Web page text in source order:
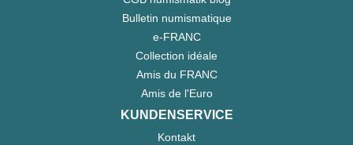
Bulletin numismatique
e-FRANC
Collection idéale
Amis du FRANC
Amis de l'Euro
KUNDENSERVICE
Kontakt